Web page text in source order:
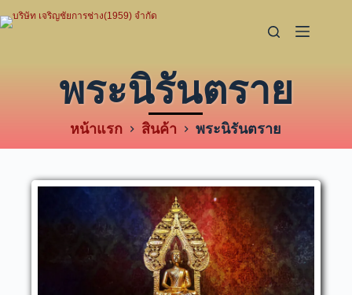
พระนิรันตราย
หน้าแรก สินค้า พระนิรันตราย